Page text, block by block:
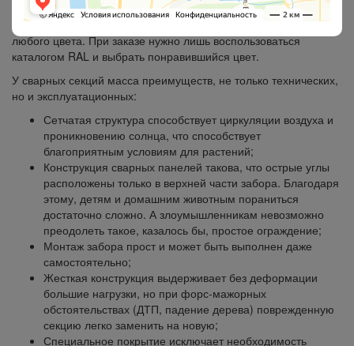
для забора с ППЛ покрытием встречаются намного чаще.
Также как и ПВХ, порошковая краска может быть абсолютно
любого цвета. При заказе нужно лишь воспользоваться
каталогом RAL и выбрать понравившийся цвет.
У сварных секций масса преимуществ, не только технических,
но и эксплуатационных:
Сетчатая структура способствует циркуляции воздуха и
проникновению солнца, что способствует
благоприятным условиям для растений;
Конструкция сварных панелей такова, что острые углы
расположены только в верхней части забора. Благодаря
этому, детям и домашним животным пораниться
достаточно сложно. А злоумышленникам невозможно
преодолеть такое, казалось бы, простое ограждение;
Монтаж забора прост и может быть выполнен даже
самостоятельно;
Жесткая конструкция выдерживает без деформации
большие нагрузки, но при форс-мажорных
обстоятельствах (ДТП, падение дерева) поврежденную
секцию легко заменить на новую;
Специальное покрытие исключает необходимость